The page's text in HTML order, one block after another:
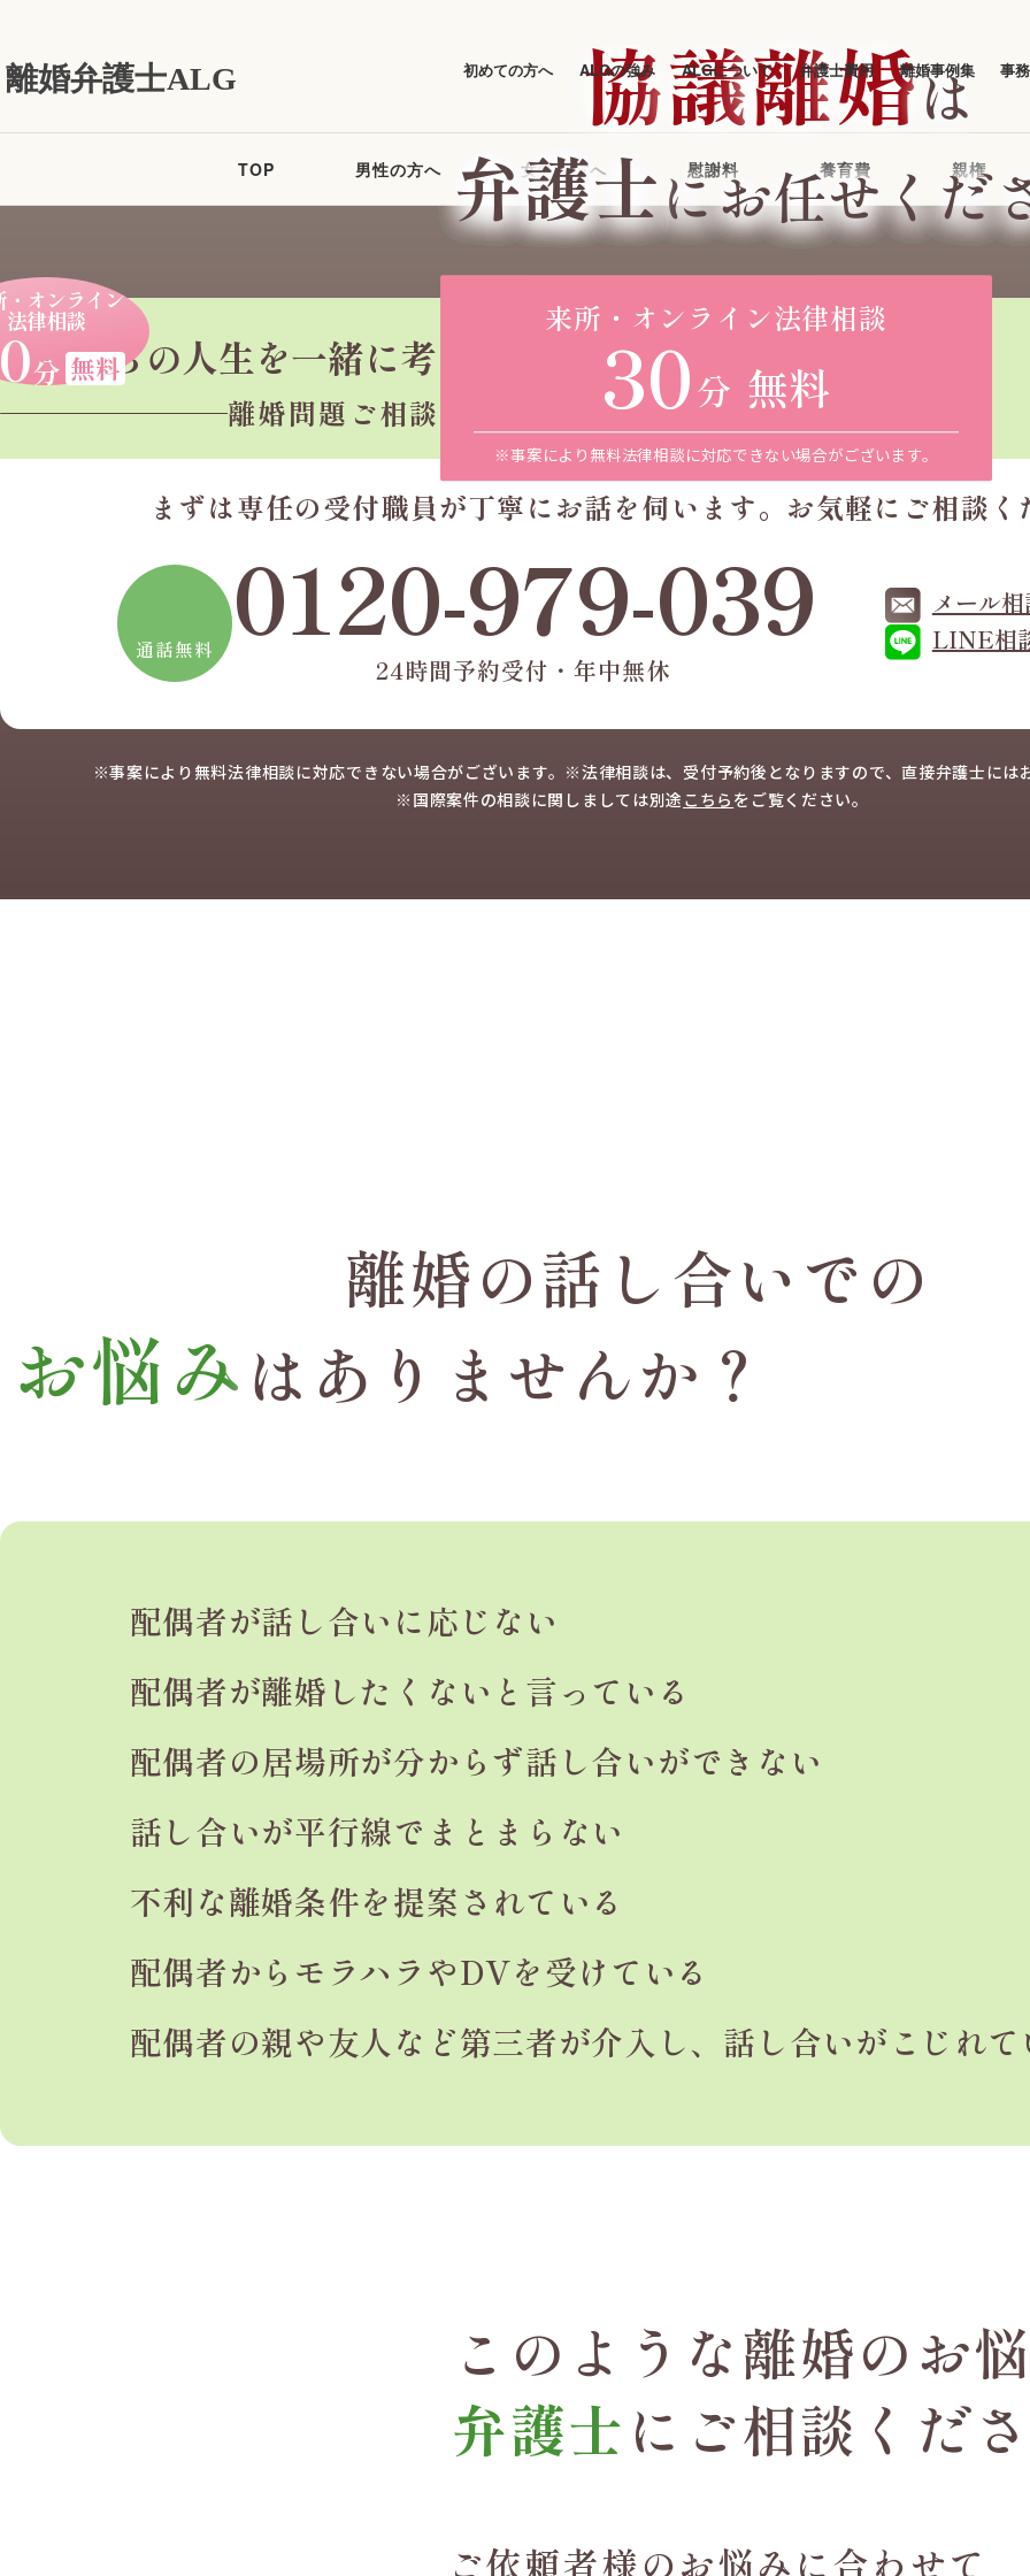
離婚弁護士ALG 初めての方へ ALGの強み ALGについて 弁護士費用 離婚事例集 事
TOP 男性の方へ 女性の方へ 慰謝料 養育費 親権
協議離婚は
弁護士にお任せくだ
来所・オンライン法律相談
30分 無料
※事案により無料法律相談に対応できない場合がございます。
これからの人生を一緒に考えていきましょう
離婚問題ご相談受付
まずは専任の受付職員が丁寧にお話を伺います。 お気軽にご相談く
通話無料 0120-979-039
24時間予約受付・年中無休
メール
LINE相
・オンライン
法律相談
分 無料
※事案により無料法律相談に対応できない場合がございます。 ※法律相談は、受付予約後となりますので、直接弁護士には
※国際案件の相談に関しましては別途 こちら を ご覧ください。
離婚の話し合いでの
お悩みはありませんか？
配偶者が話し合いに 応じない
配偶者が離婚したくないと 言っている
配偶者の居場所が分からず話し合いができない
話し合いが平行線で まとまらない
不利な離婚条件を提案されている
配偶者からモラハラやDVを受けている
配偶者の親や友人など第三者が介入し、 話し合いがこじれ
このような離婚のお
弁護士にご相談くだ
ご依頼者様のお悩みに合わせて